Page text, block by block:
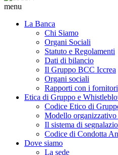
menu
La Banca
Chi Siamo
Organi Sociali
Statuto e Regolamenti
Dati di bilancio
Il Gruppo BCC Iccrea
Organi sociali
Rapporti con i fornitori
Etica di Gruppo e
Codice Etico di
Modello organizzativo
Il sistema di
Codice di Condotta
Dove siamo
La sede